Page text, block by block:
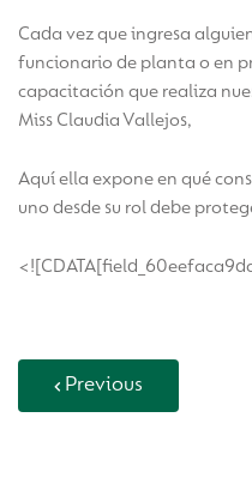
Cada vez que ingresa
funcionario de planta o en
capacitación que realiza
Miss Claudia Vallejos,
Aquí ella expone en qué
uno desde su rol debe
Previous